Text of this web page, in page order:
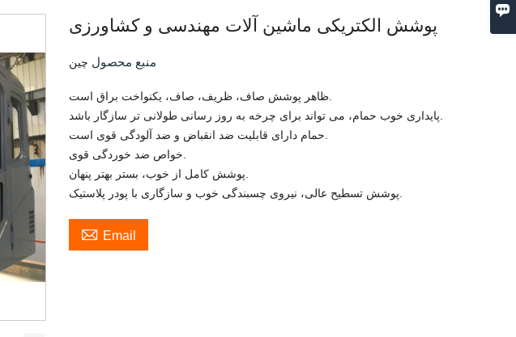

پوشش الکتریکی ماشین آلات مهندسی و کشاورزی
منبع محصول چین
 Email